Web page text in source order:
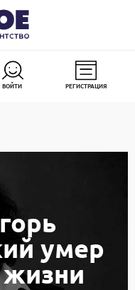
ВОЙТИ РЕГИСТРАЦИЯ
умер
жизни